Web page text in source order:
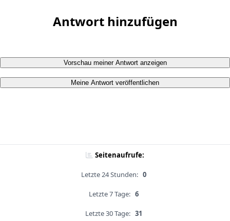
Antwort hinzufügen
Vorschau meiner Antwort anzeigen
Meine Antwort veröffentlichen
Seitenaufrufe:
Letzte 24 Stunden: 0
Letzte 7 Tage: 6
Letzte 30 Tage: 31